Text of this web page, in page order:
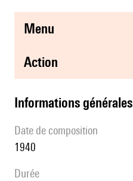
menu
action
informations générales
date de composition
1940
durée